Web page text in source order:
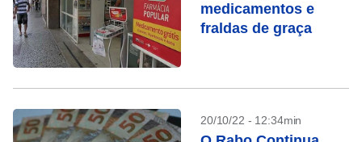
medicamentos e
fraldas de graça
20/10/22 - 12:34min